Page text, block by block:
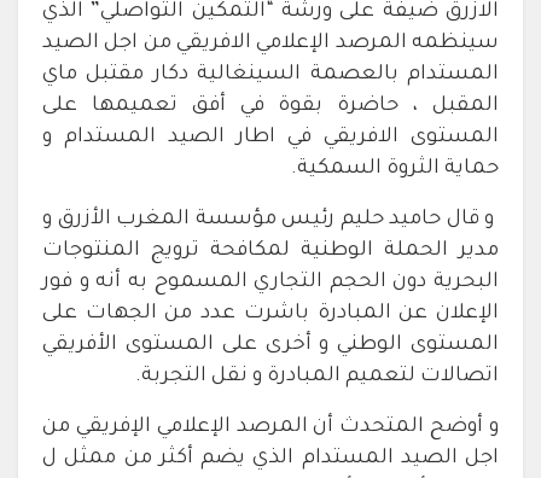
الازرق ضيفة على ورشة “التمكين التواصلي” الذي
سينظمه المرصد الإعلامي الافريقي من اجل الصيد
المستدام بالعصمة السينغالية دكار مقتبل ماي
المقبل ، حاضرة بقوة في أفق تعميمها على
المستوى الافريقي في اطار الصيد المستدام و
حماية الثروة السمكية.
و قال حاميد حليم رئيس مؤسسة المغرب الأزرق و
مدير الحملة الوطنية لمكافحة ترويج المنتوجات
البحرية دون الحجم التجاري المسموح به أنه و فور
الإعلان عن المبادرة باشرت عدد من الجهات على
المستوى الوطني و أخرى على المستوى الأفريقي
اتصالات لتعميم المبادرة و نقل التجربة.
و أوضح المتحدث أن المرصد الإعلامي الإفريقي من
اجل الصيد المستدام الذي يضم أكثر من ممثل ل